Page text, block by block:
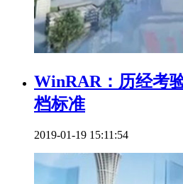
WinRAR：历经考
档标准
2019-01-19 15:11:54